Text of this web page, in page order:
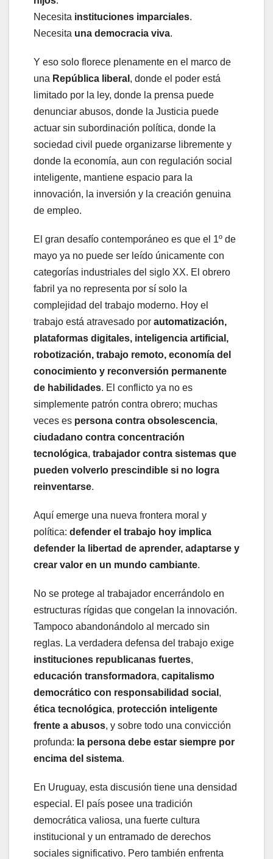
Necesita instituciones imparciales.
Necesita una democracia viva.
Y eso solo florece plenamente en el marco de
una República liberal , donde el poder está
limitado por la ley, donde la prensa puede
denunciar abusos, donde la Justicia puede
actuar sin subordinación política, donde la
sociedad civil puede organizarse libremente y
donde la economía, aun con regulación social
inteligente, mantiene espacio para la
innovación, la inversión y la creación genuina
de empleo.
El gran desafío contemporáneo es que el 1º de
mayo ya no puede ser leído únicamente con
categorías industriales del siglo XX. El obrero
fabril ya no representa por sí solo la
complejidad del trabajo moderno. Hoy el
trabajo está atravesado por automatización,
plataformas digitales, inteligencia artificial,
robotización, trabajo remoto, economía del
conocimiento y reconversión permanente
de habilidades. El conflicto ya no es
simplemente patrón contra obrero; muchas
veces es persona contra obsolescencia,
ciudadano contra concentración
tecnológica, trabajador contra sistemas que
pueden volverlo prescindible si no logra
reinventarse.
Aquí emerge una nueva frontera moral y
política: defender el trabajo hoy implica
defender la libertad de aprender, adaptarse y
crear valor en un mundo cambiante.
No se protege al trabajador encerrándolo en
estructuras rígidas que congelan la innovación.
Tampoco abandonándolo al mercado sin
reglas. La verdadera defensa del trabajo exige
instituciones republicanas fuertes,
educación transformadora, capitalismo
democrático con responsabilidad social ,
ética tecnológica, protección inteligente
frente a abusos, y sobre todo una convicción
profunda: la persona debe estar siempre por
encima del sistema.
En Uruguay, esta discusión tiene una densidad
especial. El país posee una tradición
democrática valiosa, una fuerte cultura
institucional y un entramado de derechos
sociales significativo. Pero también enfrenta